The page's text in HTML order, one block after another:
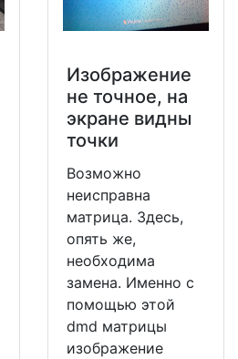
Изображение
не точное, на
экране видны
точки
Возможно
неисправна
матрица. Здесь,
опять же,
необходима
замена. Именно с
помощью этой
dmd матрицы
изображение